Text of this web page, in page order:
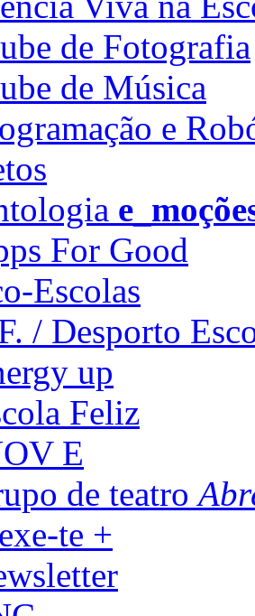
de Fotografia
de Música
e
For Good
Escolas
/ Desporto
up
Feliz
E
de teatro
te +